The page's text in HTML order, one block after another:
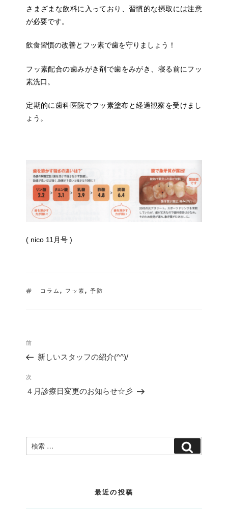
さまざまな飲料に入っており、習慣的な摂取には注意
が必要です。
飲食習慣の改善とフッ素で歯を守りましょう！
フッ素配合の歯みがき剤で歯をみがき、寝る前にフッ
素洗口。
定期的に歯科医院でフッ素塗布と経過観察を受けまし
ょう。
( nico 11月号 )
タ
コラム , フッ素, 予防
稿
ナ
ゲ
シ
過
去
の
投
稿
前
新しいスタッフの紹介(^^)/
次
の
次
４月診療日変更のお知らせ☆彡
検
索:
索
最近の投稿